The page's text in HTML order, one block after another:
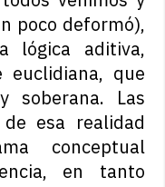
poco deformó),
lógica aditiva,
euclidiana, que
soberana. Las
esa realidad
conceptual
en tanto